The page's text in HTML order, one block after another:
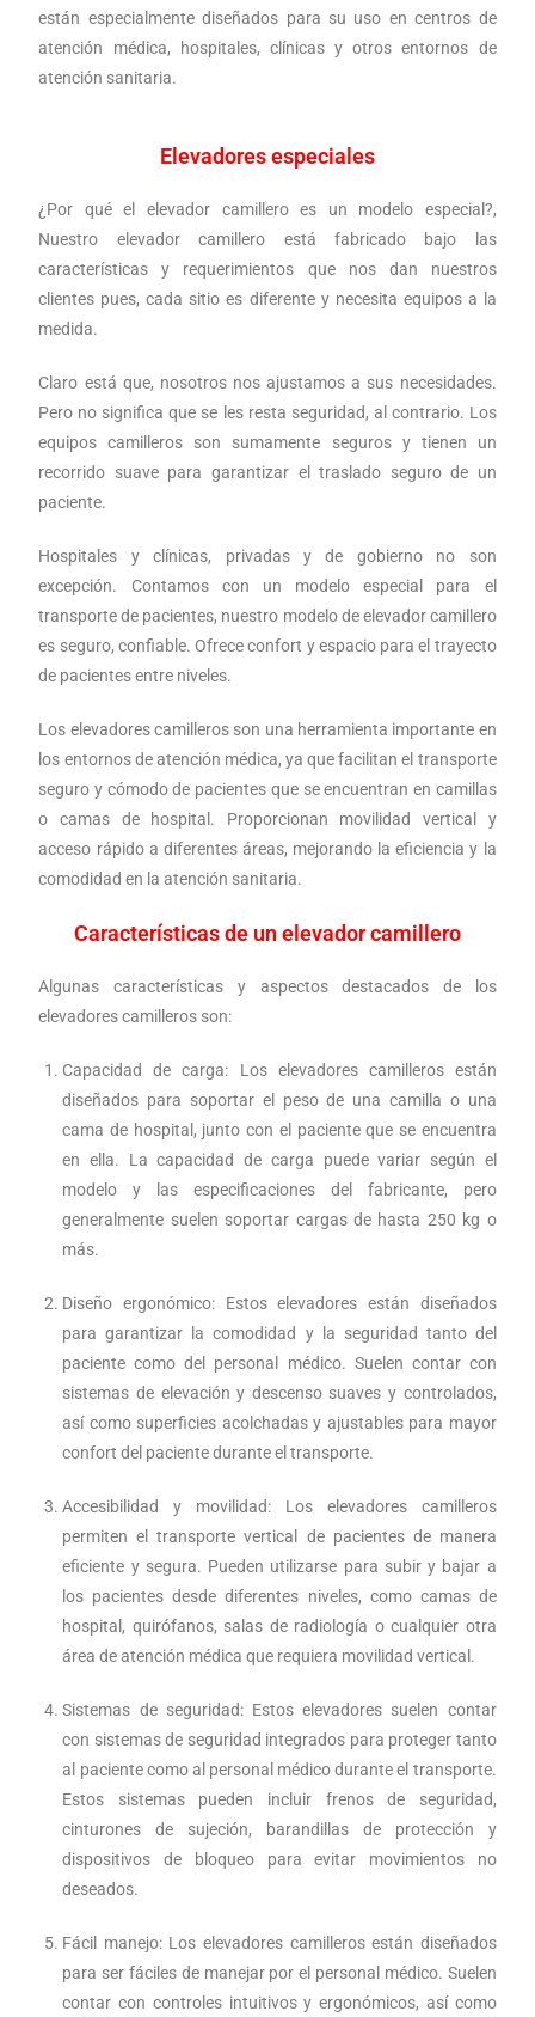
están especialmente diseñados para su uso en centros de
atención médica, hospitales, clínicas y otros entornos de
atención sanitaria.
Elevadores especiales
¿Por qué el elevador camillero es un modelo especial?,
Nuestro elevador camillero está fabricado bajo las
características y requerimientos que nos dan nuestros
clientes pues, cada sitio es diferente y necesita equipos a la
medida.
Claro está que, nosotros nos ajustamos a sus necesidades.
Pero no significa que se les resta seguridad, al contrario. Los
equipos camilleros son sumamente seguros y tienen un
recorrido suave para garantizar el traslado seguro de un
paciente.
Hospitales y clínicas, privadas y de gobierno no son
excepción. Contamos con un modelo especial para el
transporte de pacientes, nuestro modelo de elevador camillero
es seguro, confiable. Ofrece confort y espacio para el trayecto
de pacientes entre niveles.
Los elevadores camilleros son una herramienta importante en
los entornos de atención médica, ya que facilitan el transporte
seguro y cómodo de pacientes que se encuentran en camillas
o camas de hospital. Proporcionan movilidad vertical y
acceso rápido a diferentes áreas, mejorando la eficiencia y la
comodidad en la atención sanitaria.
Características de un elevador camillero
Algunas características y aspectos destacados de los
elevadores camilleros son:
Capacidad de carga: Los elevadores camilleros están
diseñados para soportar el peso de una camilla o una
cama de hospital, junto con el paciente que se encuentra
en ella. La capacidad de carga puede variar según el
modelo y las especificaciones del fabricante, pero
generalmente suelen soportar cargas de hasta 250 kg o
más.
Diseño ergonómico: Estos elevadores están diseñados
para garantizar la comodidad y la seguridad tanto del
paciente como del personal médico. Suelen contar con
sistemas de elevación y descenso suaves y controlados,
así como superficies acolchadas y ajustables para mayor
confort del paciente durante el transporte.
Accesibilidad y movilidad: Los elevadores camilleros
permiten el transporte vertical de pacientes de manera
eficiente y segura. Pueden utilizarse para subir y bajar a
los pacientes desde diferentes niveles, como camas de
hospital, quirófanos, salas de radiología o cualquier otra
área de atención médica que requiera movilidad vertical.
Sistemas de seguridad: Estos elevadores suelen contar
con sistemas de seguridad integrados para proteger tanto
al paciente como al personal médico durante el transporte.
Estos sistemas pueden incluir frenos de seguridad,
cinturones de sujeción, barandillas de protección y
dispositivos de bloqueo para evitar movimientos no
deseados.
Fácil manejo: Los elevadores camilleros están diseñados
para ser fáciles de manejar por el personal médico. Suelen
contar con controles intuitivos y ergonómicos, así como